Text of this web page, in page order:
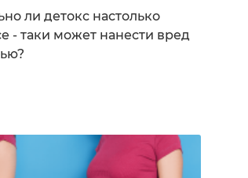
ли детокс настолько
- таки может нанести вред